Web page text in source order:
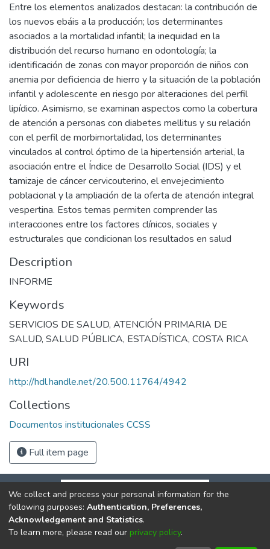
Entre los elementos analizados destacan: la contribución de
los nuevos ebáis a la producción; los determinantes
asociados a la mortalidad infantil; la inequidad en la
distribución del recurso humano en odontología; la
identificación de zonas con mayor proporción de niños con
anemia por deficiencia de hierro y la situación de la población
infantil y adolescente en riesgo por alteraciones del perfil
lipídico. Asimismo, se examinan aspectos como la cobertura
de atención a personas con diabetes mellitus y su relación
con el perfil de morbimortalidad, los determinantes
vinculados al control óptimo de la hipertensión arterial, la
asociación entre el Índice de Desarrollo Social (IDS) y el
tamizaje de cáncer cervicouterino, el envejecimiento
poblacional y la ampliación de la oferta de atención integral
vespertina. Estos temas permiten comprender las
interacciones entre los factores clínicos, sociales y
estructurales que condicionan los resultados en salud
Description
INFORME
Keywords
SERVICIOS DE SALUD, ATENCIÓN PRIMARIA DE
SALUD, SALUD PÚBLICA, ESTADÍSTICA, COSTA RICA
URI
http://hdl.handle.net/20.500.11764/4942
Collections
Documentos institucionales CCSS
Full item page
DSpace softwarecopyright © 2002-2026
We collect and process your personal information for the
following purposes: Authentication, Preferences,
Acknowledgement and Statistics.
To learn more, please read our privacy policy.